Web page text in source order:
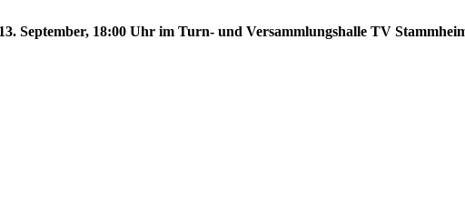
September, 18:00 Uhr im Turn- und Versammlungshalle TV